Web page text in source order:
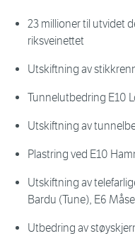
23 millioner til utvidet
riksveinettet
Utskiftning av
Tunnelutbedring E10
Utskiftning av
Plastring ved E10
Utskiftning av
Bardu (Tune), E6
Utbedring av